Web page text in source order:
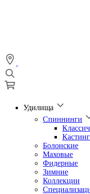
Удилища
Спиннинги
Болонские
Маховые
Фидерные
Зимние
Коллекции